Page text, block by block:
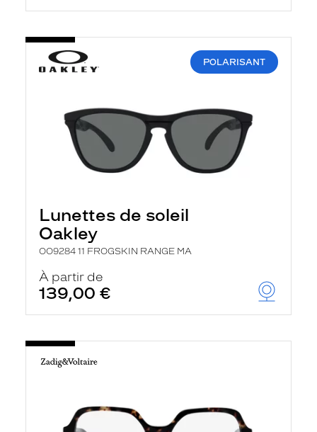
POLARISANT
Lunettes de soleil
Oakley
OO9284 11 FROGSKIN RANGE MA
À partir de
139,00 €